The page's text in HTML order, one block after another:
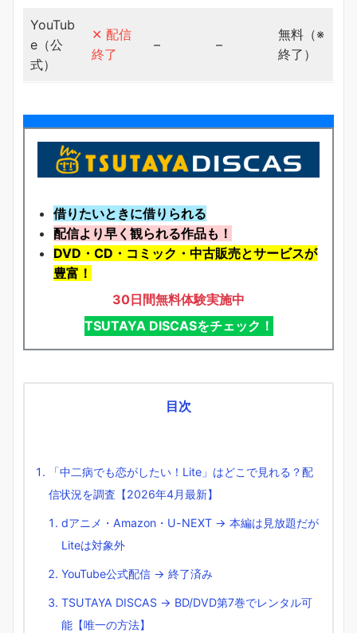
YouTub
e（公
式）
✕ 配信
終了
– –
無料（※
終了）
借りたいときに借りられる
配信より早く観られる作品も！
DVD・CD・コミック・中古販売とサービスが
豊富！
30日間無料体験実施中
TSUTAYA DISCASをチェック！
目次
「中二病でも恋がしたい！Lite」はどこで見れる？配
信状況を調査【2026年4月最新】
dアニメ・Amazon・U-NEXT → 本編は見放題だが
Liteは対象外
YouTube公式配信 → 終了済み
TSUTAYA DISCAS → BD/DVD第7巻でレンタル可
能【唯一の方法】